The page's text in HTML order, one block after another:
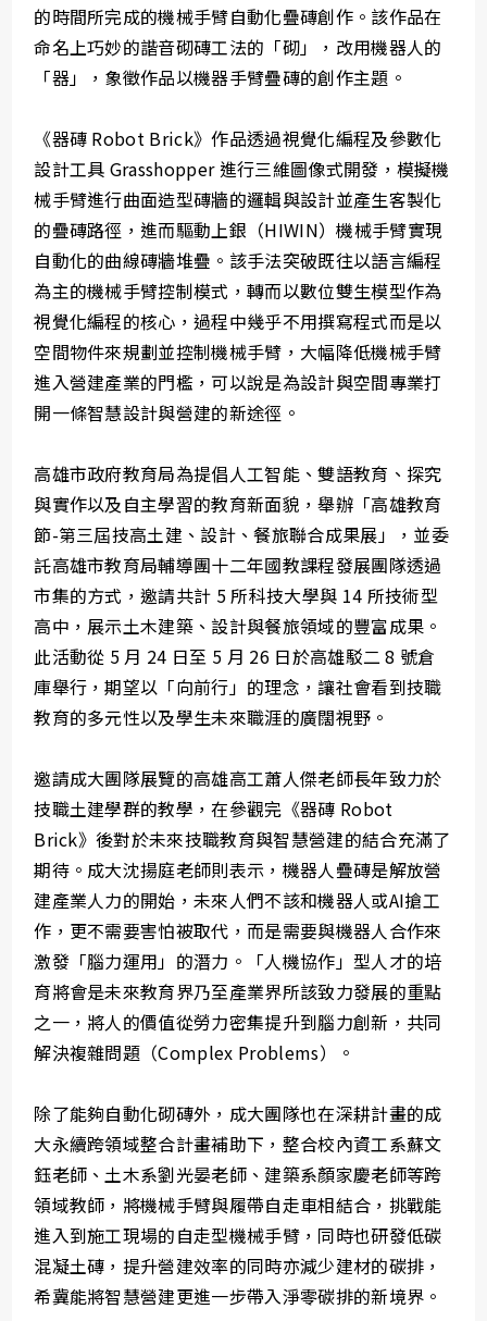
的時間所完成的機械手臂自動化疊磚創作。該作品在
命名上巧妙的諧音砌磚工法的「砌」，改用機器人的
「器」，象徵作品以機器手臂疊磚的創作主題。
《器磚 Robot Brick》作品透過視覺化編程及參數化
設計工具 Grasshopper 進行三維圖像式開發，模擬機
械手臂進行曲面造型磚牆的邏輯與設計並產生客製化
的疊磚路徑，進而驅動上銀（HIWIN）機械手臂實現
自動化的曲線磚牆堆疊。該手法突破既往以語言編程
為主的機械手臂控制模式，轉而以數位雙生模型作為
視覺化編程的核心，過程中幾乎不用撰寫程式而是以
空間物件來規劃並控制機械手臂，大幅降低機械手臂
進入營建產業的門檻，可以說是為設計與空間專業打
開一條智慧設計與營建的新途徑。
高雄市政府教育局為提倡人工智能、雙語教育、探究
與實作以及自主學習的教育新面貌，舉辦「高雄教育
節-第三屆技高土建、設計、餐旅聯合成果展」，並委
託高雄市教育局輔導團十二年國教課程發展團隊透過
市集的方式，邀請共計 5 所科技大學與 14 所技術型
高中，展示土木建築、設計與餐旅領域的豐富成果。
此活動從 5 月 24 日至 5 月 26 日於高雄駁二 8 號倉
庫舉行，期望以「向前行」的理念，讓社會看到技職
教育的多元性以及學生未來職涯的廣闊視野。
邀請成大團隊展覽的高雄高工蕭人傑老師長年致力於
技職土建學群的教學，在參觀完《器磚 Robot
Brick》後對於未來技職教育與智慧營建的結合充滿了
期待。成大沈揚庭老師則表示，機器人疊磚是解放營
建產業人力的開始，未來人們不該和機器人或AI搶工
作，更不需要害怕被取代，而是需要與機器人合作來
激發「腦力運用」的潛力。「人機協作」型人才的培
育將會是未來教育界乃至產業界所該致力發展的重點
之一，將人的價值從勞力密集提升到腦力創新，共同
解決複雜問題（Complex Problems）。
除了能夠自動化砌磚外，成大團隊也在深耕計畫的成
大永續跨領域整合計畫補助下，整合校內資工系蘇文
鈺老師、土木系劉光晏老師、建築系顏家慶老師等跨
領域教師，將機械手臂與履帶自走車相結合，挑戰能
進入到施工現場的自走型機械手臂，同時也研發低碳
混凝土磚，提升營建效率的同時亦減少建材的碳排，
希冀能將智慧營建更進一步帶入淨零碳排的新境界。